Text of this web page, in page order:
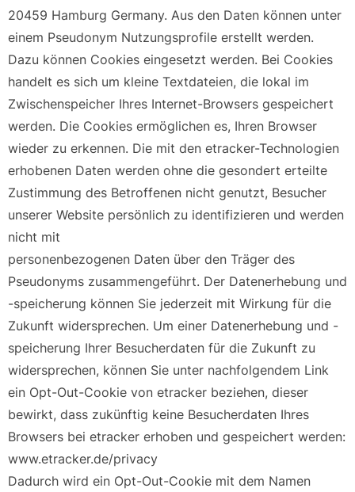
20459 Hamburg Germany. Aus den Daten können unter
einem Pseudonym Nutzungsprofile erstellt werden.
Dazu können Cookies eingesetzt werden. Bei Cookies
handelt es sich um kleine Textdateien, die lokal im
Zwischenspeicher Ihres Internet-Browsers gespeichert
werden. Die Cookies ermöglichen es, Ihren Browser
wieder zu erkennen. Die mit den etracker-Technologien
erhobenen Daten werden ohne die gesondert erteilte
Zustimmung des Betroffenen nicht genutzt, Besucher
unserer Website persönlich zu identifizieren und werden
nicht mit
personenbezogenen Daten über den Träger des
Pseudonyms zusammengeführt. Der Datenerhebung und
-speicherung können Sie jederzeit mit Wirkung für die
Zukunft widersprechen. Um einer Datenerhebung und -
speicherung Ihrer Besucherdaten für die Zukunft zu
widersprechen, können Sie unter nachfolgendem Link
ein Opt-Out-Cookie von etracker beziehen, dieser
bewirkt, dass zukünftig keine Besucherdaten Ihres
Browsers bei etracker erhoben und gespeichert werden:
www.etracker.de/privacy
Dadurch wird ein Opt-Out-Cookie mit dem Namen